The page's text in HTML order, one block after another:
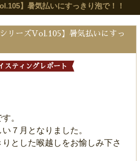
】暑気払いにすっきり泡で！！
リーズVol.105】暑気払いにすっ
スティングレポート
す。
い７月となりました。
とした喉越しをお愉しみ下さ